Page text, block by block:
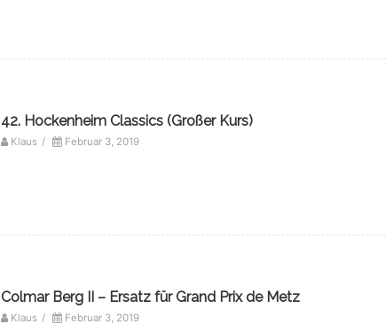
42. Hockenheim Classics (Großer Kurs)
Klaus / Februar 3, 2019
Colmar Berg II – Ersatz für Grand Prix de Metz
Klaus / Februar 3, 2019